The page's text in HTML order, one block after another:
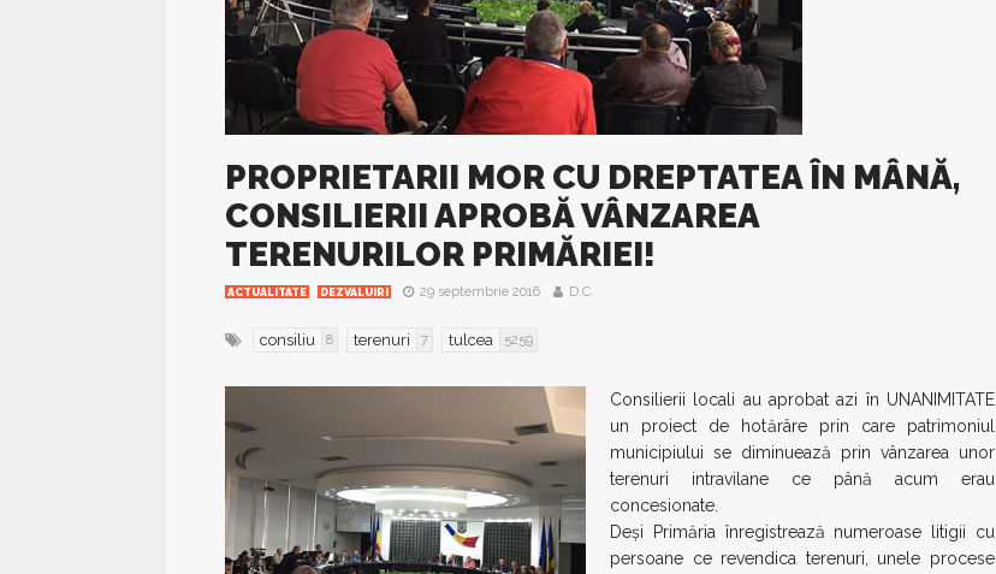
PROPRIETARII MOR CU DREPTATEA ÎN MÂNĂ,
CONSILIERII APROBĂ VÂNZAREA
TERENURILOR PRIMĂRIEI!
ACTUALITATE DEZVALUIRI 29 septembrie 2016 D.C.
consiliu 8 terenuri 7 tulcea 5259
Consilierii locali au aprobat azi în UNANIMITATE
un proiect de hotărâre prin care patrimoniul
municipiului se diminuează prin vânzarea unor
terenuri intravilane ce până acum erau
concesionate.
Deşi Primăria înregistrează numeroase litigii cu
persoane ce revendica terenuri, unele procese